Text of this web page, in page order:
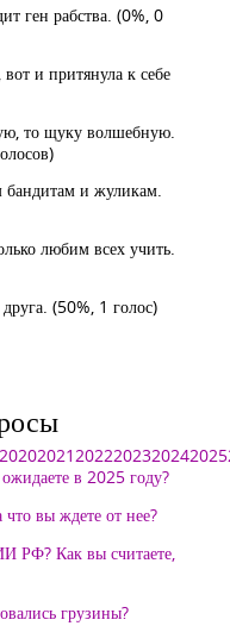
ген рабства. (0%, 0
и притянула к себе
то щуку волшебную.
и жуликам.
любим всех учить.
(50%, 1 голос)
202020212022202320242025
в 2025 году?
вы ждете от нее?
Как вы считаете,
грузины?